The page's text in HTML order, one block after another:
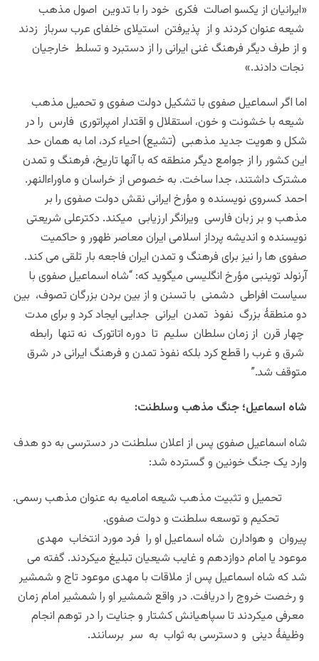
«ایرانیان از یکسو اصالت فکری خود را با تدوین اصول مذهب
شیعه عنوان کردند و از پذیرفتن استیلای خلفای عرب سرباز زدند
و از طرف دیگر فرهنگ غنی ایرانی را از دستبرد و تسلط خارجیان
نجات دادند.»
اما اگر اسماعیل صفوی با تشکیل دولت صفوی و تحمیل مذهب
شیعه با خشونت و خون، استقلال و اقتدار امپراتوری فارس را در
شکل و هویت جدید مذهبی (تشیع) احیاء کرد، اما به همان حد
این کشور را از جوامع دیگر منطقه که با آنها تاریخ، فرهنگ و تمدن
مشترک داشتند، جدا ساخت. به خصوص از خراسان و ماوراءالنهر.
احمد کسروی نویسنده و مؤرخ ایرانی نقش دولت صفوی را بر
مذهب و بر زبان فارسی ویرانگر ارزیابی میکند. دکترعلی شریعتی
نویسنده و اندیشه پرداز اسلامی ایران معاصر ظهور و حاکمیت
صفوی ها را نیز برای فرهنگ و تمدن ایران فاجعه بار تلقی می کند.
آرنولد توینبی مؤرخ انگلیسی میگوید که: “شاه اسماعیل صفوی با
سیاست افراطی دشمنی با تسنن و از بین بردن بزرگان تصوف، بین
دو منطقۀ بزرگ نفوذ تمدن ایرانی جدایی ایجاد کرد و برای مدت
چهار قرن از زمان سلطان سلیم تا دوره اتاتورک نه تنها رابطه
شرق و غرب را قطع کرد بلکه نفوذ تمدن و فرهنگ ایرانی در شرق
متوقف شد.”
شاه اسماعیل؛ جنگ مذهب وسلطنت:
شاه اسماعیل صفوی پس از اعلان سلطنت در دسترسی به دو هدف
وارد یک جنگ خونین و گسترده شد:
تحمیل و تثبیت مذهب شیعه امامیه به عنوان مذهب رسمی.
تحکیم و توسعه سلطنت و دولت صفوی.
پیروان و هوادارن شاه اسماعیل او را فرد مورد انتخاب مهدی
موعود یا امام دوازدهم و غایب شیعیان تبلیغ میکردند. گفته می
شد که شاه اسماعیل پس از ملاقات با مهدی موعود تاج و شمشیر
و رخصت خروج را دریافت. در واقع شمشیر او را شمشیر امام زمان
معرفی میکردند تا سپاهیانش کشتار و جنایت را در توهم انجام
وظیفۀ دینی و دسترسی به ثواب به سر برسانند.